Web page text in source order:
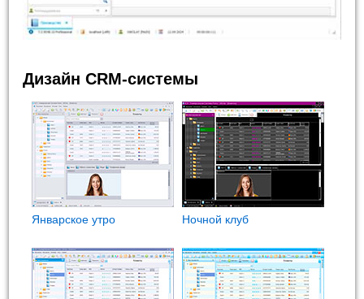
Дизайн CRM-системы
Январское утро Ночной клуб